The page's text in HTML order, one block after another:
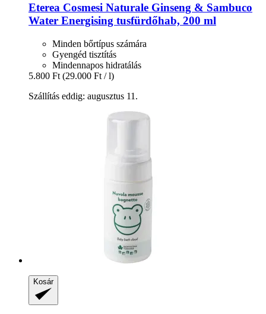
Eterea Cosmesi Naturale Ginseng & Sambuco
Water Energising tusfürdőhab, 200 ml
Minden bőrtípus számára
Gyengéd tisztítás
Mindennapos hidratálás
5.800 Ft (29.000 Ft / l)
Szállítás eddig: augusztus 11.
Kosár